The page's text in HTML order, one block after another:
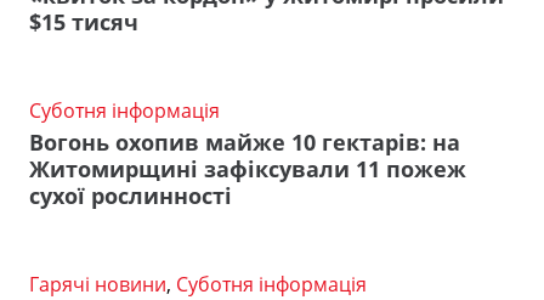
$15 тисяч
Суботня інформація
Вогонь охопив майже 10 гектарів: на
Житомирщині зафіксували 11 пожеж
сухої рослинності
Гарячі новини, Суботня інформація